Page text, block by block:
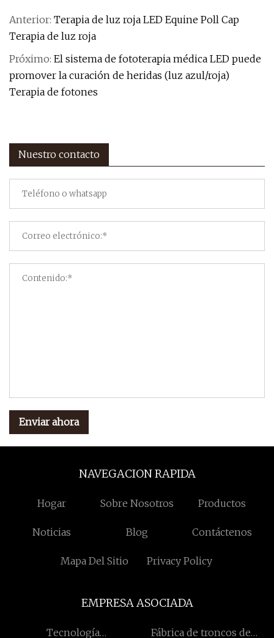
Anterior: Terapia de luz roja LED Equine Poll Cap
Terapia de luz roja
Próximo: El sistema de fototerapia médica LED puede
promover la curación de heridas (luz azul/roja)
Terapia de fotones
Nuestro contacto
Enviar ahora
NAVEGACION RAPIDA
Hogar Sobre Nosotros Productos
Noticias Blog Contáctenos
Mapa Del Sitio Privacy Policy
EMPRESA ASOCIADA
Tecnología Fábrica de troncos de